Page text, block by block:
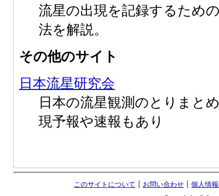
流星の出現を記録するため
法を解説。
その他のサイト
日本流星研究会
日本の流星観測のとりまと
現予報や速報もあり
このサイトについて お問い合わせ
個人情